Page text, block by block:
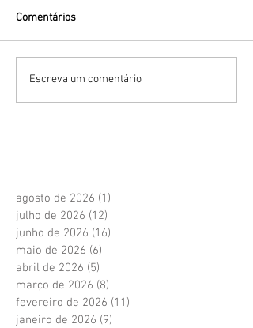
Comentários
Escreva um comentário
agosto de 2026 (1)
julho de 2026 (12)
junho de 2026 (16)
maio de 2026 (6)
abril de 2026 (5)
março de 2026 (8)
fevereiro de 2026 (11)
janeiro de 2026 (9)